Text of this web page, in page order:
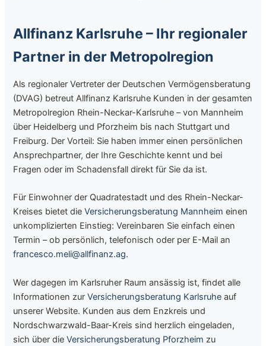
Allfinanz Karlsruhe – Ihr regionaler
Partner in der Metropolregion
Als regionaler Vertreter der Deutschen Vermögensberatung
(DVAG) betreut Allfinanz Karlsruhe Kunden in der gesamten
Metropolregion Rhein-Neckar-Karlsruhe – von Mannheim
über Heidelberg und Pforzheim bis nach Stuttgart und
Freiburg. Der Vorteil: Sie haben immer einen persönlichen
Ansprechpartner, der Ihre Geschichte kennt und bei
Fragen oder im Schadensfall direkt für Sie da ist.
Für Einwohner der Quadratestadt und des Rhein-Neckar-
Kreises bietet dieVersicherungsberatung Mannheim einen
unkomplizierten Einstieg: Vereinbaren Sie einfach einen
Termin – ob persönlich, telefonisch oder per E-Mail an
francesco.meli@allfinanz.ag.
Wer dagegen im Karlsruher Raum ansässig ist, findet alle
Informationen zurVersicherungsberatung Karlsruhe auf
unserer Website. Kunden aus dem Enzkreis und
Nordschwarzwald-Baar-Kreis sind herzlich eingeladen,
sich über dieVersicherungsberatung Pforzheim zu